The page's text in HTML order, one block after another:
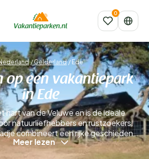
/Gelderland/ Ede
op een vakantiepark
in Ede
hart van de Veluwe en is de ideale
natuurliefhebbers en rustzoekers.
combineert een rijke geschiedenis
natuur. Omringd door
en wilde dieren die je nergens
Meer lezen